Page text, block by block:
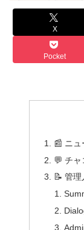
X
Pocket
📰 ニュ
💬 チャ
📝 管理